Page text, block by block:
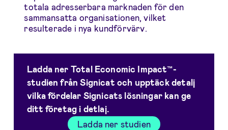
totala adresserbara marknaden för den
sammansatta organisationen, vilket
resulterade i nya kundförvärv.
Ladda ner Total Economic Impact™-
studien från Signicat och upptäck detalj
vilka fördelar Signicats lösningar kan ge
ditt företag i detlaj.
Ladda ner studien